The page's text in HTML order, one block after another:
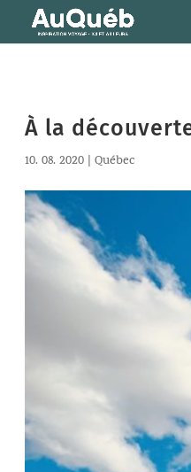
À la
10. 08. 2020 |Québec